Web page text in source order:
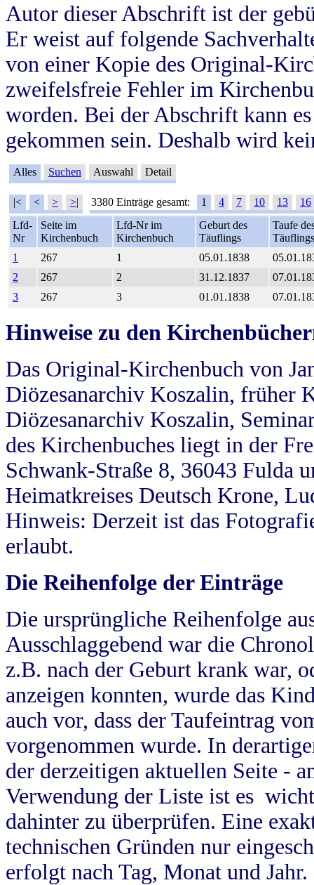
Autor dieser Abschrift ist der
Er weist auf folgende
von einer Kopie des Original-
zweifelsfreie Fehler im
worden. Bei der Abschrift kann
gekommen sein. Deshalb wird
Alles Suchen Auswahl Detail
|< < > >| 3380 Einträge gesamt: 1 4 7 10 13
16
Lfd-
Nr
Seite im
Kirchenbuch
Lfd-Nr im
Kirchenbuch
Geburt des
Täuflings
Taufe
Täuflings
1
267 1 05.01.1838
2
267 2 31.12.1837
3
267 3 01.01.1838
Hinweise zu den
Das Original-Kirchenbuch von
Diözesanarchiv Koszalin, früher
Diözesanarchiv Koszalin,
des Kirchenbuches liegt in der
Schwank-Straße 8, 36043 Fulda
Heimatkreises Deutsch Krone,
Hinweis: Derzeit ist das
erlaubt.
Die Reihenfolge der Einträge
Die ursprüngliche Reihenfolge
Ausschlaggebend war die
z.B. nach der Geburt krank war,
anzeigen konnten, wurde das
auch vor, dass der Taufeintrag
vorgenommen wurde. In
der derzeitigen aktuellen Seite -
Verwendung der Liste ist es
dahinter zu überprüfen. Eine
technischen Gründen nur
erfolgt nach Tag, Monat und Jahr.